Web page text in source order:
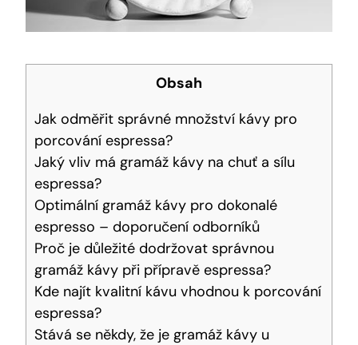
Obsah
Jak odměřit správné množství kávy pro‍
porcování espressa?
Jaký vliv má gramáž⁢ kávy ⁤na chuť ⁤a sílu
⁢espressa?
Optimální gramáž kávy⁤ pro dokonalé
espresso – doporučení odborníků
Proč ‍je důležité dodržovat správnou
gramáž kávy při přípravě ‍espressa?
Kde najít kvalitní kávu⁤ vhodnou k porcování
espressa?
Stává se někdy, že je⁣ gramáž kávy u